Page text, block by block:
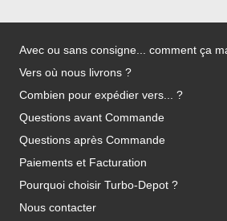
Avec ou sans consigne... comment ça
Vers où nous livrons ?
Combien pour expédier vers... ?
Questions avant Commande
Questions après Commande
Paiements et Facturation
Pourquoi choisir Turbo-Depot ?
Nous contacter